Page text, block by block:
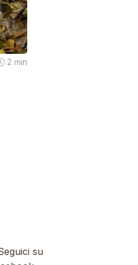
2 min
su